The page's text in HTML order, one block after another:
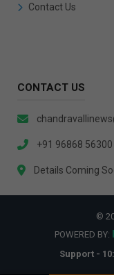
Contact Us
CONTACT US
+91 96868 56300
Details Coming
©
POWERED BY:
Support -